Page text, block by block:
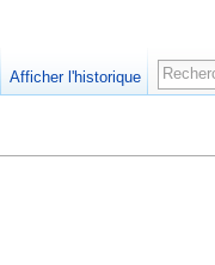
Afficher l'historique